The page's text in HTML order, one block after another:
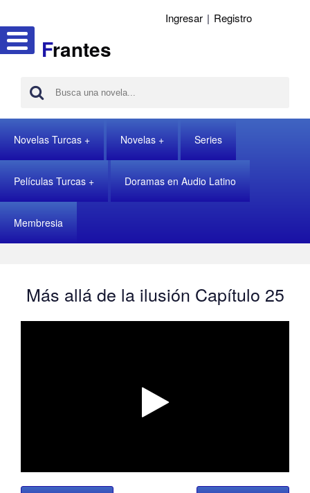
Frantes
Ingresar | Registro
Novelas Turcas Novelas Series
Películas Turcas Doramas en Audio Latino
Membresia
Más allá de la ilusión Capítulo 25